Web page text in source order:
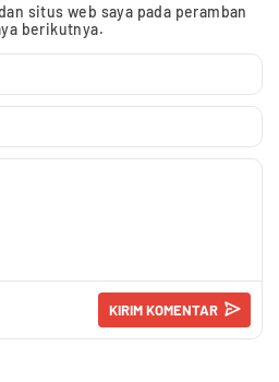
situs web saya pada peramban
berikutnya.